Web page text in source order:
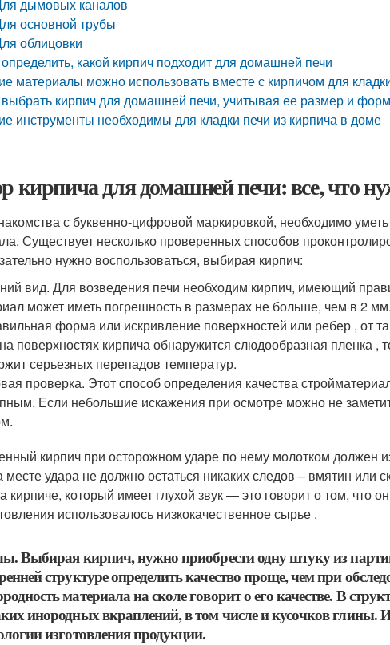
дымовых каналов
основной трубы
облицовки
какой кирпич подходит для домашней печи
материалы можно использовать вместе с кирпичом для
выбрать кирпич для домашней печи, учитывая ее размер и
инструменты необходимы для кладки печи из кирпича в доме
кирпича для домашней печи: все, что
с буквенно-цифровой маркировкой, необходимо
Существует несколько проверенных способов
нужно воспользоваться, выбирая кирпич:
вид. Для возведения печи необходим кирпич, имеющий
может иметь погрешность в размерах не больше, чем в 2
форма или искривление поверхностей или ребер , от
поверхностях кирпича обнаружится слюдообразная пленка ,
серьезных перепадов температур.
проверка. Этот способ определения качества
Если небольшие искажения при осмотре можно не
кирпич при осторожном ударе по нему молотком должен
месте удара не должно остаться никаких следов – вмятин или
кирпиче, который имеет глухой звук — это говорит о том, что
использовалось низкокачественное сырье .
Выбирая кирпич, нужно приобрести одну штуку из
структуре определить качество проще, чем при
материала на сколе говорит о его качестве. В
инородных вкраплений, в том числе и кусочков глины.
изготовления продукции.